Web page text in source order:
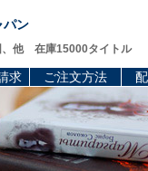
パン
、他 在庫15000タイトル
求 ご注文方法